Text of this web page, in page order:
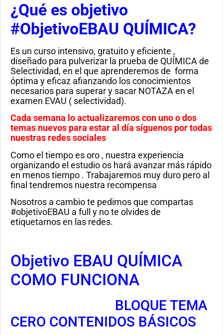
¿Qué es objetivo
#ObjetivoEBAU QUÍMICA?
Es un curso intensivo, gratuito y eficiente ,
diseñado para pulverizar la prueba de QUÍMICA de
Selectividad, en el que aprenderemos de forma
óptima y eficaz afianzando los conocimientos
necesarios para superar y sacar NOTAZA en el
examen EVAU ( selectividad).
Cada semana lo actualizaremos con uno o dos
temas nuevos para estar al día síguenos por todas
nuestras redes sociales
Como el tiempo es oro , nuestra experiencia
organizando el estudio os hará avanzar más rápido
en menos tiempo . Trabajaremos muy duro pero al
final tendremos nuestra recompensa
Nosotros a cambio te pedimos que compartas
#objetivoEBAU a full y no te olvides de
etiquetarnos en las redes.
Objetivo EBAU QUÍMICA
COMO FUNCIONA
BLOQUE TEMA
CERO CONTENIDOS BÁSICOS